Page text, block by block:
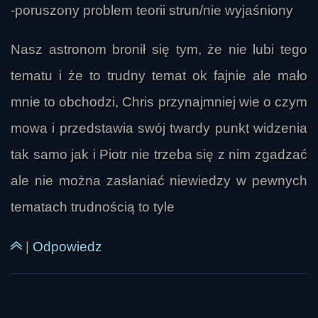
wyjaśniał, że nie ma czegoś takiego jak
dostępna granica wszechświata w sensie
do rozszerzającego się balonu, którego
powierzchnia stanowi wszystko, co znamy. W
jego ujęciu nie wiemy, w czym wszechświat jest
możliwe są różne koncepcje wieloświata, ale są
to już rozważania bardzo spekulatywne.
Podobnie odnosił się do hipotezy, że żyjemy w
wymiaru. Uznał ten scenariusz za możliwy, choć
-poruszony problem teorii strun/nie wyjaśniony
Nasz astronom bronił się tym, że nie lubi tego
tematu i że to trudny temat ok fajnie ale mało
mnie to obchodzi, Chris przynajmniej wie o czym
mowa i przedstawia swój twardy punkt widzenia
tak samo jak i Piotr nie trzeba się z nim zgadzać
ale nie można zasłaniać niewiedzy w pewnych
tematach trudnością to tyle
Odpowiedz